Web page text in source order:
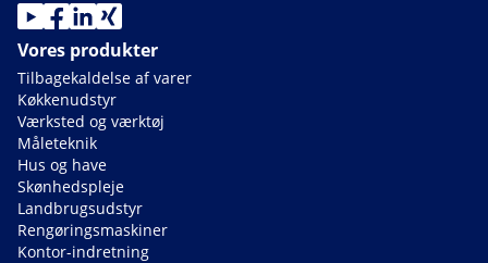
Vores produkter
Tilbagekaldelse af varer
Køkkenudstyr
Værksted og værktøj
Måleteknik
Hus og have
Skønhedspleje
Landbrugsudstyr
Rengøringsmaskiner
Kontor-indretning